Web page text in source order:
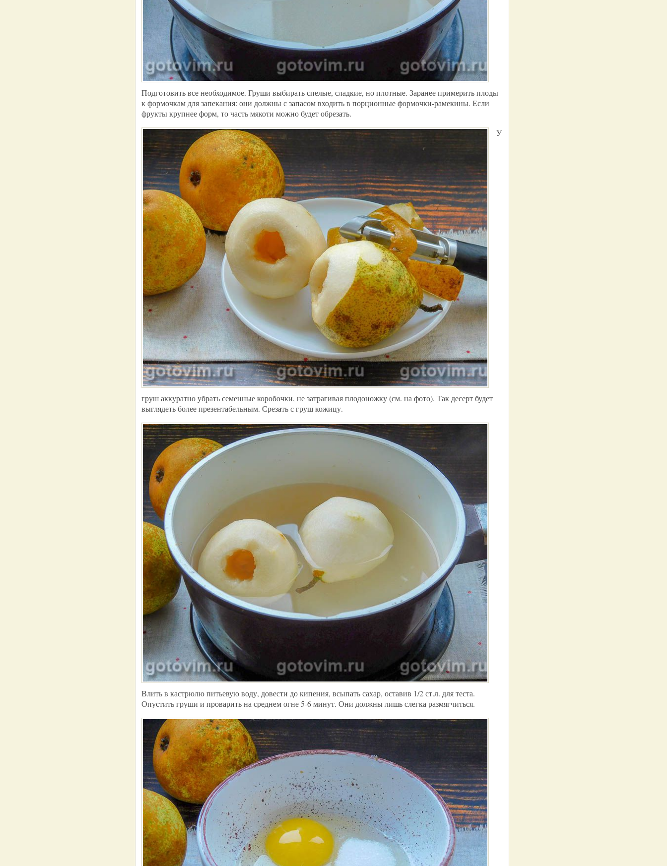
Подготовить все необходимое. Груши выбирать спелые, сладкие, но плотные. Заранее примерить плоды
к формочкам для запекания: они должны с запасом входить в порционные формочки-рамекины. Если
фрукты крупнее форм, то часть мякоти можно будет обрезать.
У
груш аккуратно убрать семенные коробочки, не затрагивая плодоножку (см. на фото). Так десерт будет
выглядеть более презентабельным. Срезать с груш кожицу.
Влить в кастрюлю питьевую воду, довести до кипения, всыпать сахар, оставив 1/2 ст.л. для теста.
Опустить груши и проварить на среднем огне 5-6 минут. Они должны лишь слегка размягчиться.